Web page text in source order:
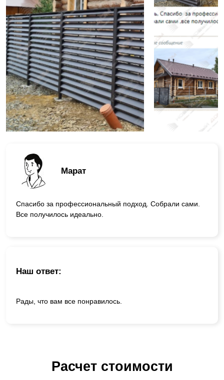
Марат
Спасибо за профессиональный подход. Собрали сами.
Все получилось идеально.
Наш ответ:
Рады, что вам все понравилось.
Расчет стоимости